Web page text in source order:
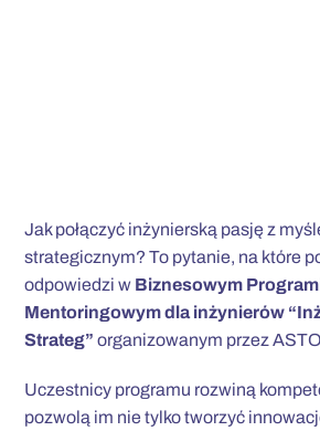
Jak połączyć inżynierską pasję z
strategicznym? To pytanie, na które
odpowiedzi w Biznesowym
Mentoringowym dla inżynierów
Strateg” organizowanym przez
Uczestnicy programu rozwiną
pozwolą im nie tylko tworzyć